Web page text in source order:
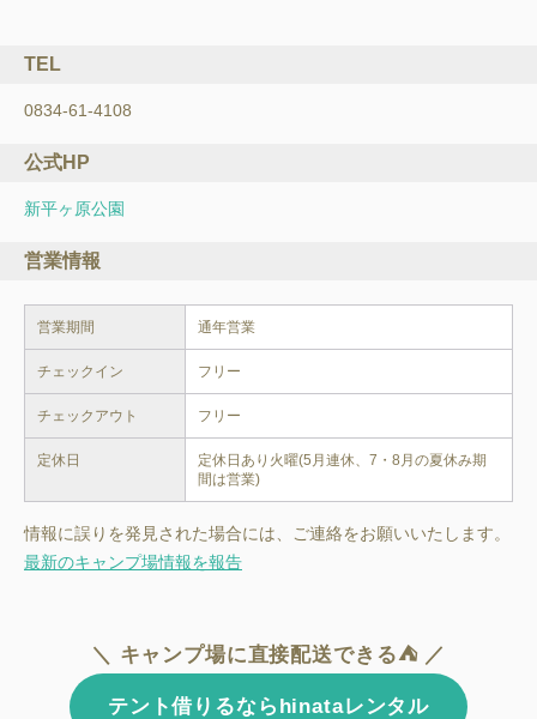
TEL
0834-61-4108
公式HP
新平ヶ原公園
営業情報
営業期間
チェックイン フリー
チェックアウト フリー
定休日
定休日あり火曜(5月連休、7・8月の夏休み期
間は営業)
情報に誤りを発見された場合には、ご連絡をお願いいたします。
最新のキャンプ場情報を報告
＼ キャンプ場に直接配送できる⛺ ／
テント借りるならhinataレンタル